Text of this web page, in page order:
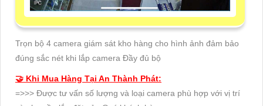
Trọn bộ 4 camera giám sát kho hàng cho hình ảnh đảm bảo
đúng sắc nét khi lắp camera Đầy đủ bộ
🤝 Khi Mua Hàng Tại An Thành Phát:
=>>> Được tư vấn số lượng và loại camera phù hợp với vị trí